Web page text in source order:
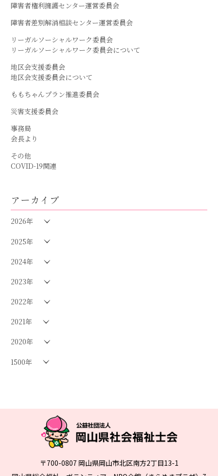
障害者権利擁護センター運営委員会
障害者差別解消相談センター運営委員会
リーガルソーシャルワーク委員会
リーガルソーシャルワーク委員会について
地区会支援委員会
地区会支援委員会について
ももちゃんプラン推進委員会
災害支援委員会
事務局
会長より
その他
COVID-19関連
アーカイブ
2026年
2025年
2024年
2023年
2022年
2021年
2020年
1500年
〒700-0807 岡山県岡山市北区南方2丁目13-1